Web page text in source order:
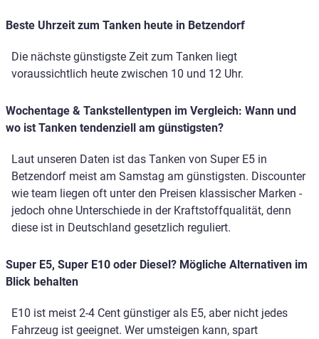
Beste Uhrzeit zum Tanken heute in Betzendorf
Die nächste günstigste Zeit zum Tanken liegt
voraussichtlich heute zwischen 10 und 12 Uhr.
Wochentage & Tankstellentypen im Vergleich: Wann und
wo ist Tanken tendenziell am günstigsten?
Laut unseren Daten ist das Tanken von Super E5 in
Betzendorf meist am Samstag am günstigsten. Discounter
wie team liegen oft unter den Preisen klassischer Marken -
jedoch ohne Unterschiede in der Kraftstoffqualität, denn
diese ist in Deutschland gesetzlich reguliert.
Super E5, Super E10 oder Diesel? Mögliche Alternativen im
Blick behalten
E10 ist meist 2-4 Cent günstiger als E5, aber nicht jedes
Fahrzeug ist geeignet. Wer umsteigen kann, spart